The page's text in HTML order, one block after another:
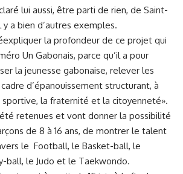
lui aussi, être parti de rien, de Saint-
y a bien d’autres exemples.
la profondeur de ce projet qui
Un Gabonais, parce qu’il a pour
la jeunesse gabonaise, relever les
d’épanouissement structurant, à
la fraternité et la citoyenneté».
retenues et vont donner la possibilité
de 8 à 16 ans, de montrer le talent
le Football, le Basket-ball, le
ball, le Judo et le Taekwondo.